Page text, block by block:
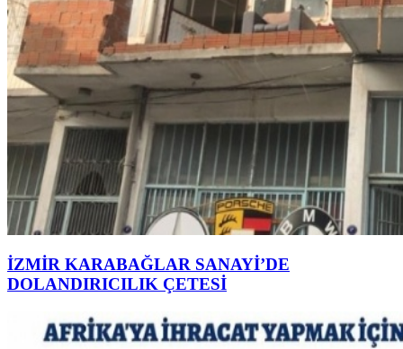
İZMİR KARABAĞLAR SANAYİ’DE
DOLANDIRICILIK ÇETESİ